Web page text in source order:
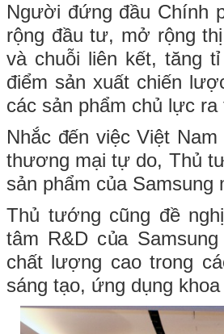
Người đứng đầu Chính
rộng đầu tư, mở rộng
và chuỗi liên kết, tăng
điểm sản xuất chiến
các sản phẩm chủ lực
Nhắc đến việc Việt
thương mại tự do, Thủ
sản phẩm của
Thủ tướng cũng đề
tâm R&D của
chất lượng cao trong
sáng tạo, ứng dụng